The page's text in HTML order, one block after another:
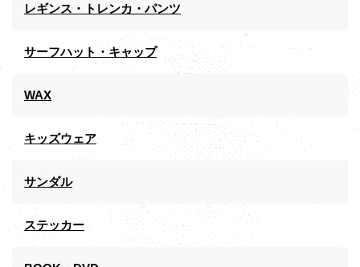
レギンス・トレンカ・パンツ
サーフハット・キャップ
WAX
キッズウェア
サンダル
ステッカー